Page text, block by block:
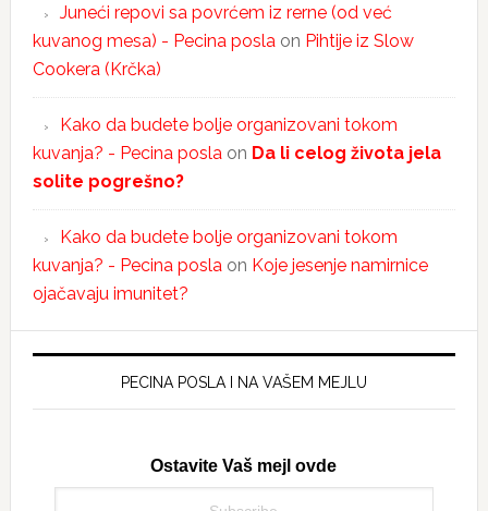
Juneći repovi sa povrćem iz rerne (od već
kuvanog mesa) - Pecina poslaon Pihtije iz Slow
Cookera (Krčka)
Kako da budete bolje organizovani tokom
kuvanja? - Pecina poslaon Da li celog života jela
solite pogrešno?
Kako da budete bolje organizovani tokom
kuvanja? - Pecina poslaon Koje jesenje namirnice
ojačavaju imunitet?
PECINA POSLA I NA VAŠEM MEJLU
Ostavite Vaš mejl ovde